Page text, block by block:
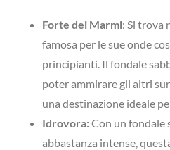
Forte dei Marmi: Si trova
famosa per le sue onde
principianti. Il fondale
poter ammirare gli altri
una destinazione ideale
Idrovora:Con un fondale
abbastanza intense,